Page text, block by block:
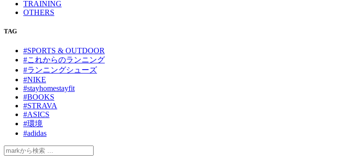
TRAINING
OTHERS
TAG
#SPORTS & OUTDOOR
#これからのランニング
#ランニングシューズ
#NIKE
#stayhomestayfit
#BOOKS
#STRAVA
#ASICS
#環境
#adidas